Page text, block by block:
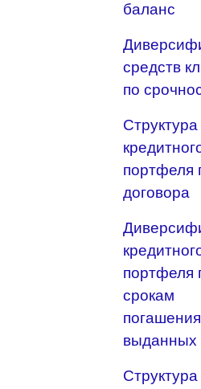
баланс
средств
по
Структура
портфеля
договора
портфеля
срокам
погашения
выданных
Структура